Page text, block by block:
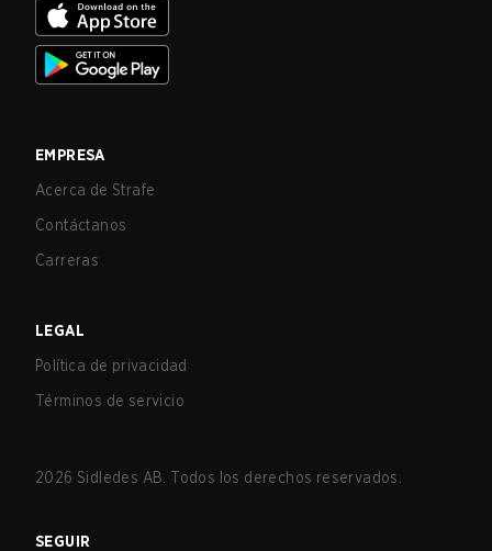
EMPRESA
Acerca de Strafe
Contáctanos
Carreras
LEGAL
Política de privacidad
Términos de servicio
2026 Sidledes AB. Todos los derechos reservados.
SEGUIR